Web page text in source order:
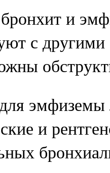
и
с другими
эмфиземы
и